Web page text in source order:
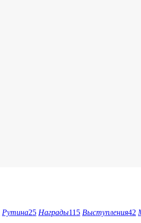
Рутина25 Награды115 Выступления42